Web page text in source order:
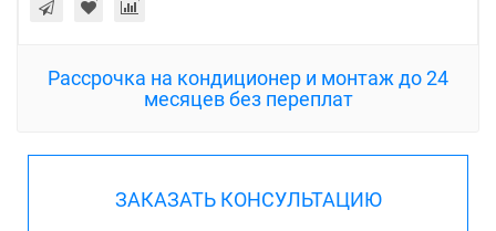
Рассрочка на кондиционер и монтаж до 24
месяцев без переплат
ЗАКАЗАТЬ КОНСУЛЬТАЦИЮ